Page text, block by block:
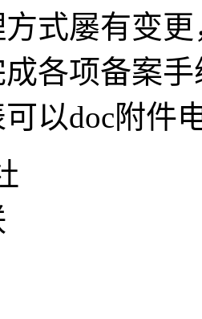
式屡有变
各项备案
以doc附件